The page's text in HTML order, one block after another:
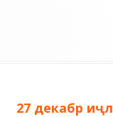
Следующая
27 декабр